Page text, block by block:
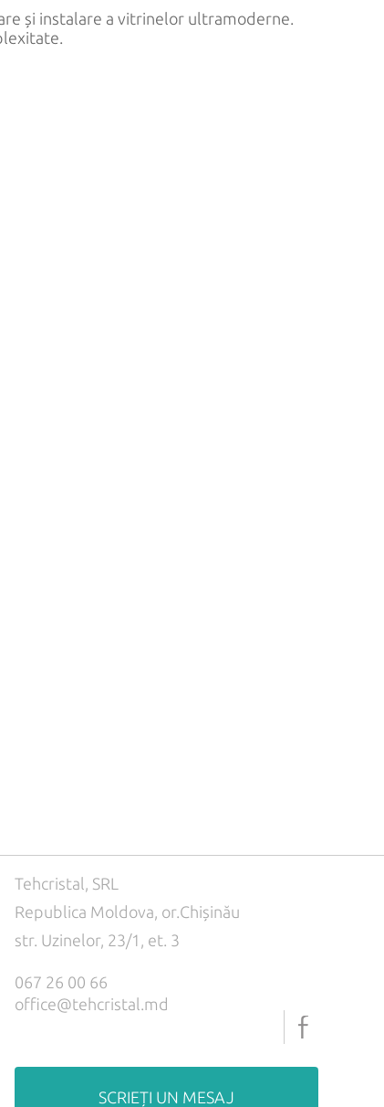
și instalare a vitrinelor ultramoderne.
Tehcristal, SRL
Republica Moldova, or.Chișinău
str. Uzinelor, 23/1, et. 3
067 26 00 66
office@tehcristal.md
SCRIEȚI UN MESAJ